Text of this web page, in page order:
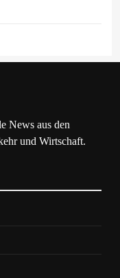
News aus den
und Wirtschaft.